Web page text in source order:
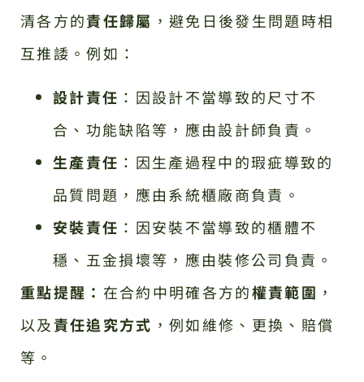
清各方的責任歸屬 ，避免日後發生問題時相
互推諉。例如：
設計責任 ：因設計不當導致的尺寸不
合、功能缺陷等，應由設計師負責。
生產責任 ：因生產過程中的瑕疵導致的
品質問題，應由系統櫃廠商負責。
安裝責任 ：因安裝不當導致的櫃體不
穩、五金損壞等，應由裝修公司負責。
重點提醒： 在合約中明確各方的權責範圍 ，
以及責任追究方式 ，例如維修、更換、賠償
等。